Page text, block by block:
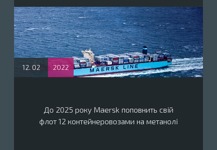
12. 02 2022
До 2025 року Maersk поповнить свій
флот 12 контейнеровозами на метанолі